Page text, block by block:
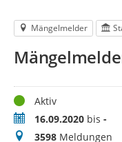
Mängelmelder
StatusAktiv
Zeitraum16.09.2020 bis -
Meldungen
3598 Meldungen